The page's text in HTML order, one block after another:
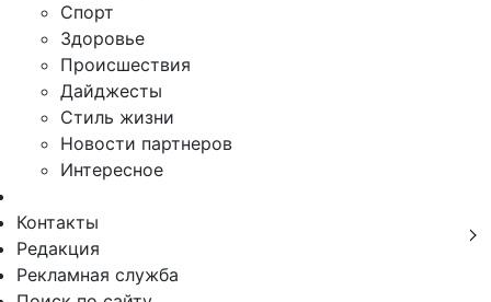
Спорт
Здоровье
Происшествия
Дайджесты
Стиль жизни
Новости партнеров
Интересное
Контакты
Редакция
Рекламная служба